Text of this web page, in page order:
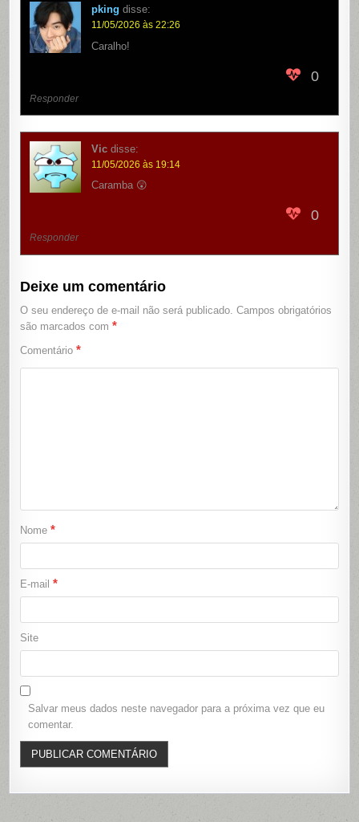
pking disse:
11/05/2026 às 22:26
Caralho!
0
Responder
Vic disse:
11/05/2026 às 19:14
Caramba 😲
0
Responder
Deixe um comentário
O seu endereço de e-mail não será publicado. Campos obrigatórios
são marcados com*
Comentário*
Nome*
E-mail*
Site
Salvar meus dados neste navegador para a próxima vez que eu
comentar.